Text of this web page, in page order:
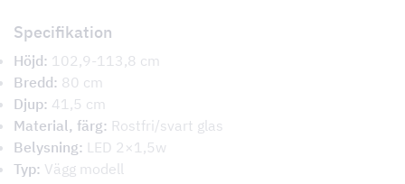
Specifikation
Höjd: 102,9-113,8 cm
Bredd: 80 cm
Djup: 41,5 cm
Material, färg: Rostfri/svart glas
Belysning: LED 2×1,5w
Typ: Vägg modell